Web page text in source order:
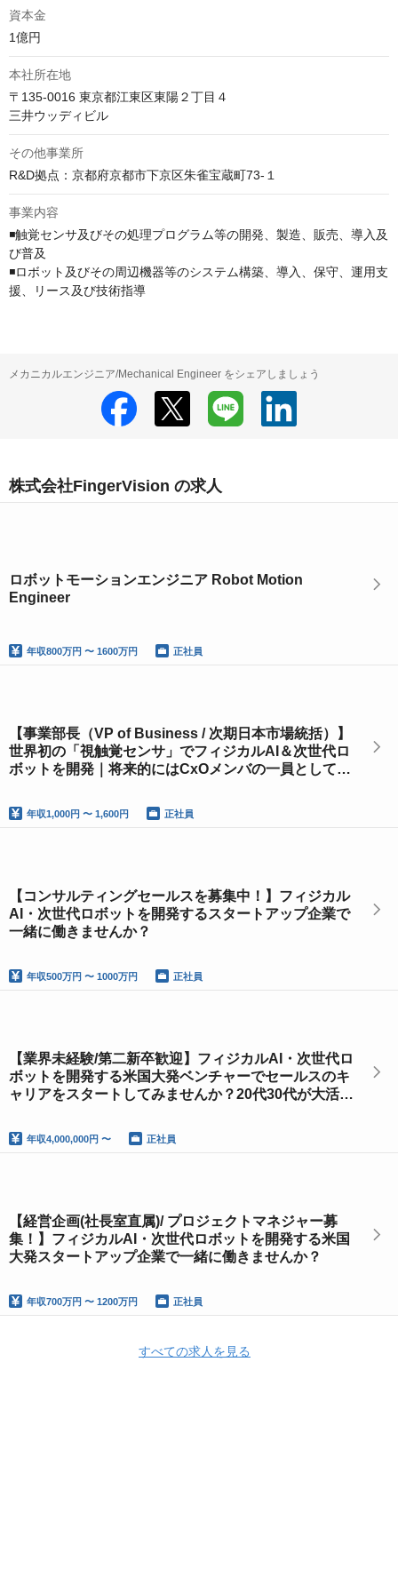
資本金
1億円
本社所在地
〒135-0016 東京都江東区東陽２丁目４
三井ウッディビル
その他事業所
R&D拠点：京都府京都市下京区朱雀宝蔵町73-１
事業内容
◾️触覚センサ及びその処理プログラム等の開発、製造、販売、導入及
び普及
◾️ロボット及びその周辺機器等のシステム構築、導入、保守、運用支
援、リース及び技術指導
メカニカルエンジニア/Mechanical Engineer をシェアしましょう
株式会社FingerVision の求人
ロボットモーションエンジニア Robot Motion
Engineer
年収800万円 〜 1600万円 正社員
【事業部長（VP of Business / 次期日本市場統括）】
世界初の「視触覚センサ」でフィジカルAI＆次世代ロ
ボットを開発｜将来的にはCxOメンバの一員として日
年収1,000円 〜 1,600円 正社員
【コンサルティングセールスを募集中！】フィジカル
AI・次世代ロボットを開発するスタートアップ企業で
一緒に働きませんか？
年収500万円 〜 1000万円 正社員
【業界未経験/第二新卒歓迎】フィジカルAI・次世代ロ
ボットを開発する米国大発ベンチャーでセールスのキ
ャリアをスタートしてみませんか？20代30代が大活
年収4,000,000円 〜 正社員
【経営企画(社長室直属)/ プロジェクトマネジャー募
集！】フィジカルAI・次世代ロボットを開発する米国
大発スタートアップ企業で一緒に働きませんか？
年収700万円 〜 1200万円 正社員
すべての求人を見る